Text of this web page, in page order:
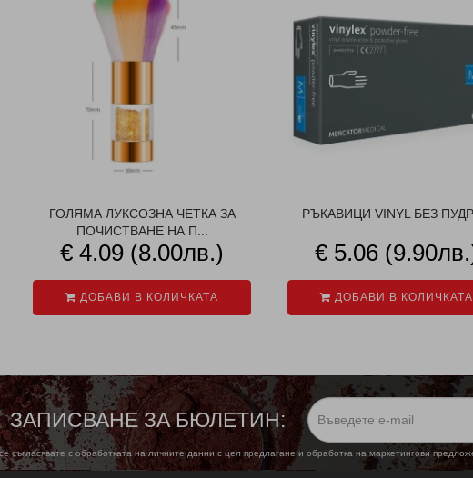
ГОЛЯМА ЛУКСОЗНА ЧЕТКА ЗА
ПОЧИСТВАНЕ НА П...
€ 4.09 (8.00лв.)
ДОБАВИ В КОЛИЧКАТА
РЪКАВИЦИ VINYL БЕЗ
€ 5.06
ДОБАВИ В КОЛИЧКАТА
ЗАПИСВАНЕ ЗА БЮЛЕТИН:
съгласявате с обработката на личните данни с цел предлагане и обработка на маркетингови